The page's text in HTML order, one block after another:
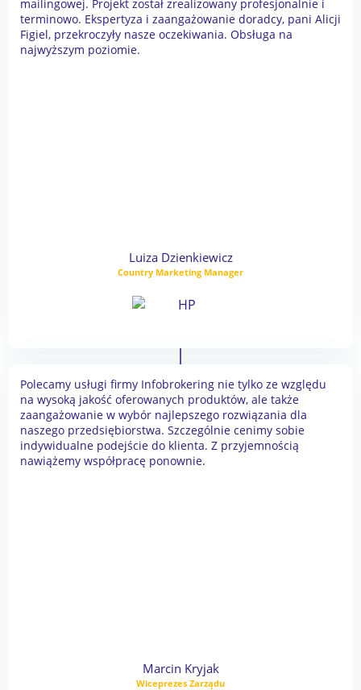
mailingowej. Projekt został zrealizowany profesjonalnie i
terminowo. Ekspertyza i zaangażowanie doradcy, pani Alicji
Figiel, przekroczyły nasze oczekiwania. Obsługa na
najwyższym poziomie.
Luiza Dzienkiewicz
Country Marketing Manager
Polecamy usługi firmy Infobrokering nie tylko ze względu
na wysoką jakość oferowanych produktów, ale także
zaangażowanie w wybór najlepszego rozwiązania dla
naszego przedsiębiorstwa. Szczególnie cenimy sobie
indywidualne podejście do klienta. Z przyjemnością
nawiążemy współpracę ponownie.
Marcin Kryjak
Wiceprezes Zarządu